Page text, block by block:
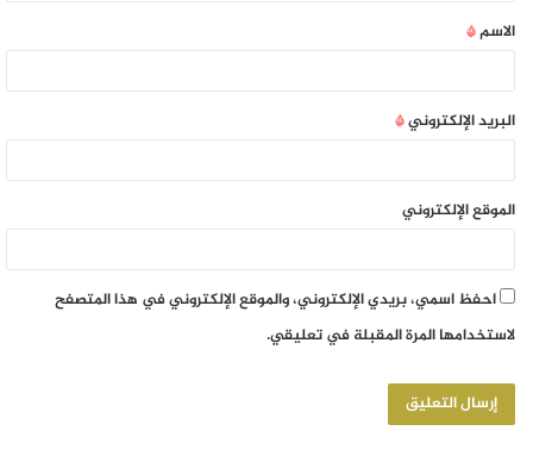
الاسم*
البريد الإلكتروني*
الموقع الإلكتروني
احفظ اسمي، بريدي الإلكتروني، والموقع الإلكتروني في هذا المتصفح
لاستخدامها المرة المقبلة في تعليقي.